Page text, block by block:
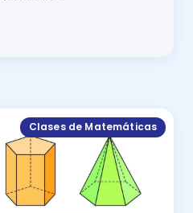
Clases de Matemáticas